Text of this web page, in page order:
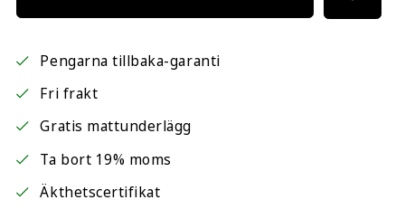
Pengarna tillbaka-garanti
Fri frakt
Gratis mattunderlägg
Ta bort 19% moms
Äkthetscertifikat